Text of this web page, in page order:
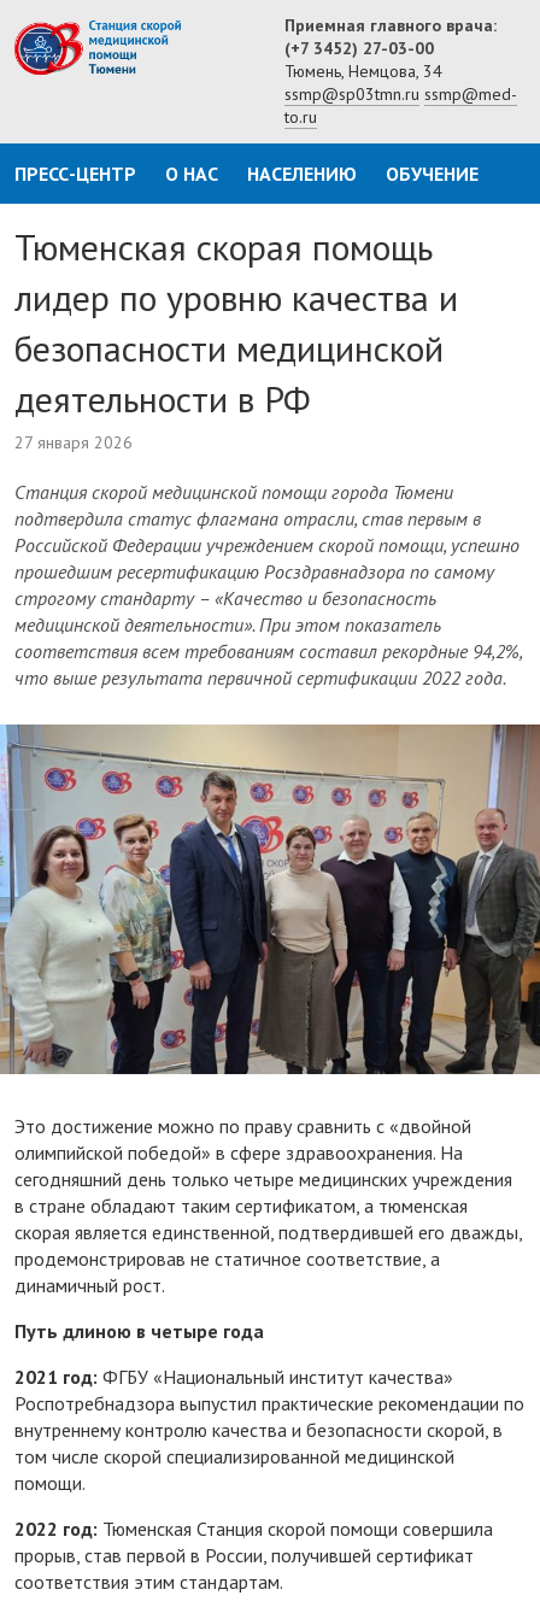
Приемная главного врача:
(+7 3452) 27-03-00
Тюмень, Немцова, 34
ssmp@sp03tmn.ru ssmp@med-
to.ru
ПРЕСС-ЦЕНТР О НАС НАСЕЛЕНИЮ ОБУЧЕНИЕ
Тюменская скорая помощь
лидер по уровню качества и
безопасности медицинской
деятельности в РФ
27 января 2026
Станция скорой медицинской помощи города Тюмени
подтвердила статус флагмана отрасли, став первым в
Российской Федерации учреждением скорой помощи, успешно
прошедшим ресертификацию Росздравнадзора по самому
строгому стандарту – «Качество и безопасность
медицинской деятельности». При этом показатель
соответствия всем требованиям составил рекордные 94,2%,
что выше результата первичной сертификации 2022 года.
Это достижение можно по праву сравнить с «двойной
олимпийской победой» в сфере здравоохранения. На
сегодняшний день только четыре медицинских учреждения
в стране обладают таким сертификатом, а тюменская
скорая является единственной, подтвердившей его дважды,
продемонстрировав не статичное соответствие, а
динамичный рост.
Путь длиною в четыре года
2021 год: ФГБУ «Национальный институт качества»
Роспотребнадзора выпустил практические рекомендации по
внутреннему контролю качества и безопасности скорой, в
том числе скорой специализированной медицинской
помощи.
2022 год: Тюменская Станция скорой помощи совершила
прорыв, став первой в России, получившей сертификат
соответствия этим стандартам.